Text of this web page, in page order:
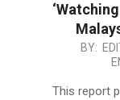
28
BY:
This report